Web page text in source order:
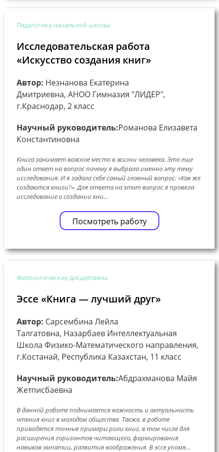
Педагогика начальной школы
Исследовательская работа
«Искусство создания книг»
Автор: Незнанова Екатерина
Дмитриевна, АНОО Гимназия "ЛИДЕР",
г.Краснодар, 2 класс
Научный руководитель:Романова Елизавета
Константиновна
Книга занимает важное место в жизни человека. Это еще
один ответ на вопрос почему я выбрала именно эту тему
исследования. И я задала себе самый главный вопрос: «Как же
создаются книги?». Для ответа на этот вопрос я провела
исследование о создании кни...
Посмотреть работу
Филологические дисциплины
Эссе «Книга — лучший друг»
Автор: Сарсембина Лейла
Талгатовна, Назарбаев Интеллектуальная
Школа Физико-Математического направления,
г.Костанай, Республика Казахстан, 11 класс
Научный руководитель:Абдрахманова Майя
Жетписбаевна
В данной работе поднимается важность и актуальность
чтения книг в молодом обществе. Также, в работе
приводятся точные примеры роли книг, в том числе для
расширения горизонтов читающего, формирования
навыков эмпатии, развития воображения. В эссе упомя...